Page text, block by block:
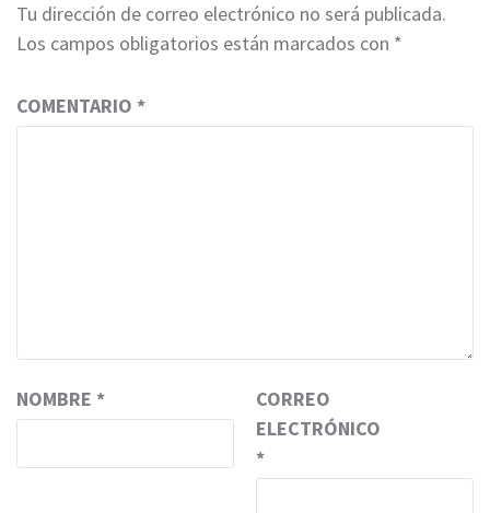
Tu dirección de correo electrónico no será publicada.
Los campos obligatorios están marcados con *
COMENTARIO *
NOMBRE *
CORREO
ELECTRÓNICO
*